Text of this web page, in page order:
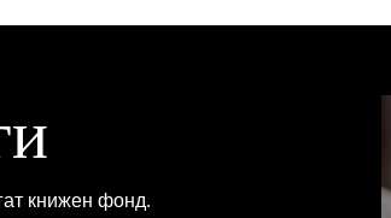
книжен фонд.